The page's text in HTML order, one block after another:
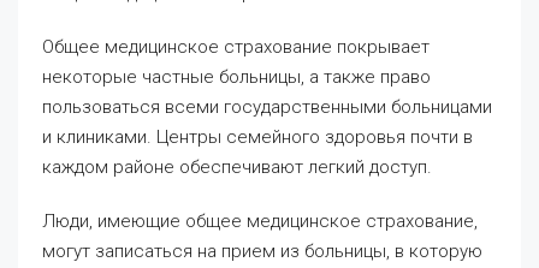
Общее медицинское страхование покрывает
некоторые частные больницы, а также право
пользоваться всеми государственными больницами
и клиниками. Центры семейного здоровья почти в
каждом районе обеспечивают легкий доступ.
Люди, имеющие общее медицинское страхование,
могут записаться на прием из больницы, в которую